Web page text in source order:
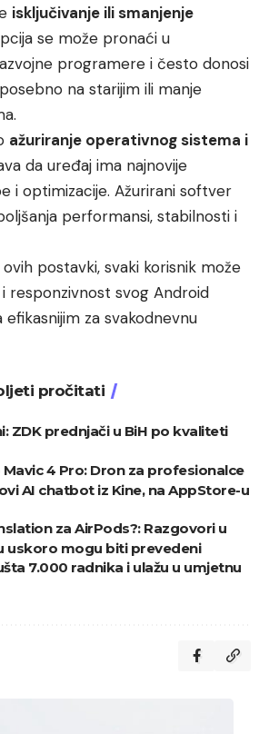
isključivanje ili smanjenje
se može pronaći u
programere i često donosi
na starijim ili manje
ažuriranje operativnog sistema i
da uređaj ima najnovije
i optimizacije. Ažurirani softver
performansi, stabilnosti i
postavki, svaki korisnik može
responzivnost svog Android
za svakodnevnu
pročitati
ZDK prednjači u BiH po kvaliteti
4 Pro: Dron za profesionalce
AI chatbot iz Kine, na AppStore-u
za AirPods?: Razgovori u
uskoro mogu biti prevedeni
7.000 radnika i ulažu u umjetnu